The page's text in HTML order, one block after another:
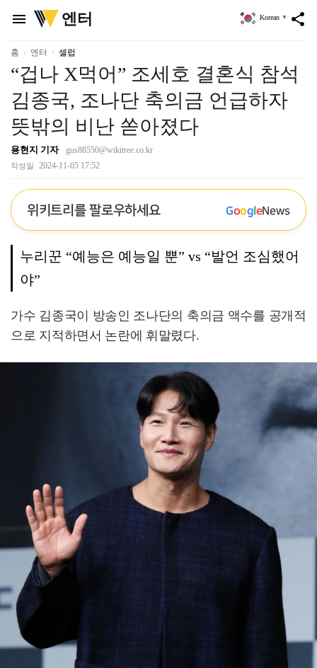
menu
위
키
리
엔터 share
Korean ▼
홈 엔터 셀럽
“겁나 X먹어” 조세호 결혼식 참석
김종국, 조나단 축의금 언급하자
뜻밖의 비난 쏟아졌다
용현지 기자 gus88550@wikitree.co.kr
작성일 2024-11-05 17:52
위키트리를 팔로우하세요 GoogleNews
누리꾼 “예능은 예능일 뿐” vs “발언 조심했어
야”
가수 김종국이 방송인 조나단의 축의금 액수를 공개적
으로 지적하면서 논란에 휘말렸다.